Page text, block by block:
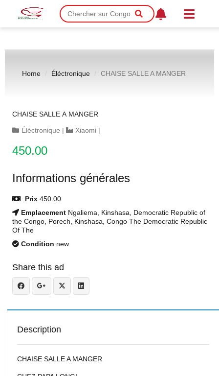
Home Éléctronique CHAISE SALLE A MANGER
CHAISE SALLE A MANGER
Éléctronique | Xiaomi |
450.00
Informations générales
Prix 450.00
Emplacement Ngaliema, Kinshasa, Democratic Republic of
the Congo, Porech, Kinshasa, Congo The Democratic Republic
Of The
Condition new
Share this ad
Description
CHAISE SALLE A MANGER